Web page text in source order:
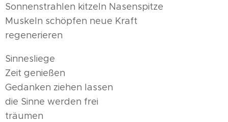
Sonnenstrahlen kitzeln Nasenspitze
Muskeln schöpfen neue Kraft
regenerieren
Sinnesliege
Zeit genießen
Gedanken ziehen lassen
die Sinne werden frei
träumen